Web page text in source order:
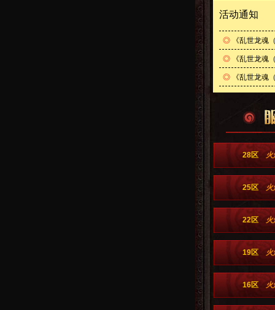
活动通知
◎ 《乱世龙魂
◎ 《乱世龙魂
◎ 《乱世龙魂
28区
25区
22区
19区
16区